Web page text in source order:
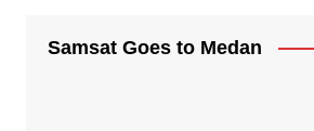
Samsat Goes to Medan